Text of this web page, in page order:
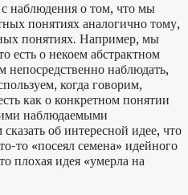
наблюдения о том, что мы
понятиях аналогично тому,
понятиях. Например, мы
есть о некоем абстрактном
наблюдать,
когда говорим,
как о конкретном понятии
наблюдаемыми
об интересной идее, что
то «посеял семена» идейного
плохая идея «умерла на